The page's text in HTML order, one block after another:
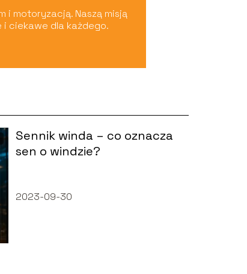
i motoryzacją. Naszą misją
i ciekawe dla każdego.
Sennik winda – co oznacza
sen o windzie?
2023-09-30